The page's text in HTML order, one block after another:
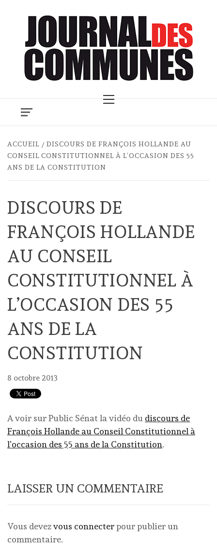
Menu
ACCUEIL
DISCOURS DE FRANÇOIS HOLLANDE AU
CONSEIL CONSTITUTIONNEL À L’OCCASION DES 55
ANS DE LA CONSTITUTION
DISCOURS DE
FRANÇOIS HOLLANDE
AU CONSEIL
CONSTITUTIONNEL À
L’OCCASION DES 55
ANS DE LA
CONSTITUTION
8 octobre 2013
A voir sur Public Sénat la vidéo du discours de
François Hollande au Conseil Constitutionnel à
l’occasion des 55 ans de la Constitution.
LAISSER UN COMMENTAIRE
Vous devezvous connecterpour publier un
commentaire.